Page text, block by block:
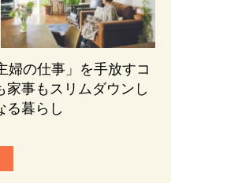
婦の仕事」を手放すコ
家事もスリムダウンし
る暮らし